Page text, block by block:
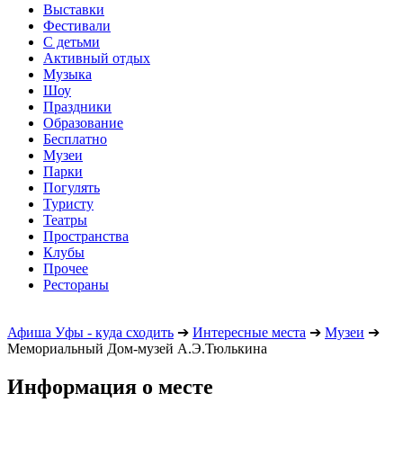
Выставки
Фестивали
С детьми
Активный отдых
Музыка
Шоу
Праздники
Образование
Бесплатно
Музеи
Парки
Погулять
Туристу
Театры
Пространства
Клубы
Прочее
Рестораны
Афиша Уфы - куда сходить ➔ Интересные места ➔ Музеи ➔
Мемориальный Дом-музей А.Э.Тюлькина
Информация о месте